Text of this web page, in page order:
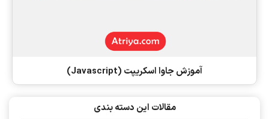
آموزش جاوا اسکریپت (Javascript)
مقالات این دسته بندی